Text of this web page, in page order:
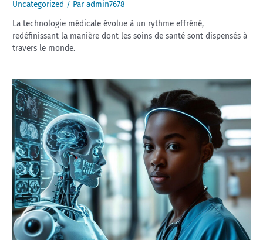
Uncategorized / Paradmin7678
La technologie médicale évolue à un rythme effréné,
redéfinissant la manière dont les soins de santé sont dispensés à
travers le monde.